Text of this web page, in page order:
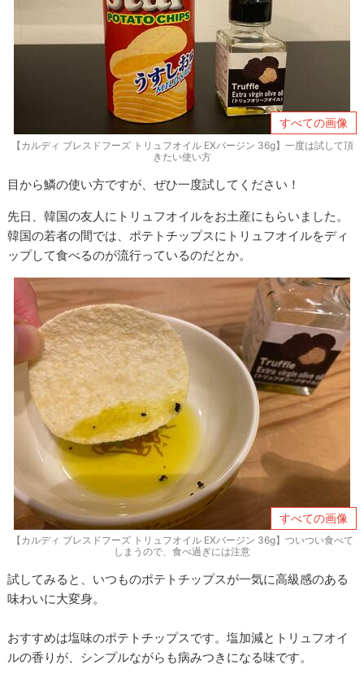
すべての画像
【カルディ ブレスドフーズ トリュフオイル EXバージン 36g】一度は試して頂
きたい使い方
目から鱗の使い方ですが、ぜひ一度試してください！
先日、韓国の友人にトリュフオイルをお土産にもらいました。
韓国の若者の間では、ポテトチップスにトリュフオイルをディ
ップして食べるのが流行っているのだとか。
すべての画像
【カルディ ブレスドフーズ トリュフオイル EXバージン 36g】ついつい食べて
しまうので、食べ過ぎには注意
試してみると、いつものポテトチップスが一気に高級感のある
味わいに大変身。
おすすめは塩味のポテトチップスです。塩加減とトリュフオイ
ルの香りが、シンプルながらも病みつきになる味です。